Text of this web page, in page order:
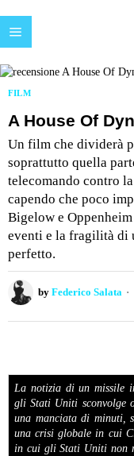
FILM
A House Of
Un film che dividerà
soprattutto quella
telecomando contro
capendo che poco
Bigelow e
eventi e la fragilità di
perfetto.
by Federico Salata
La notizia di un missile
gli Stati Uniti sconvolge
una manciata di minuti,
una crisi globale in cui
in cui gli Stati Uniti non